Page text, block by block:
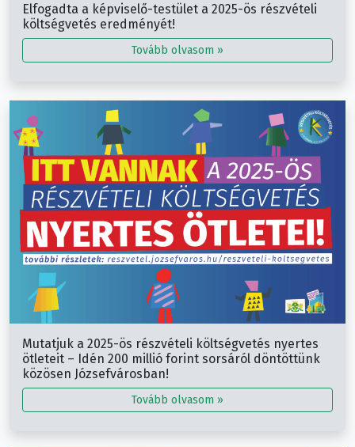
Elfogadta a képviselő-testület a 2025-ös részvételi
költségvetés eredményét!
Tovább olvasom »
Mutatjuk a 2025-ös részvételi költségvetés nyertes
ötleteit – Idén 200 millió forint sorsáról döntöttünk
közösen Józsefvárosban!
Tovább olvasom »